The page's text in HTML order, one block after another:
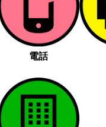
電話